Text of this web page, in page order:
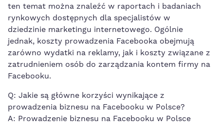
ten⁢ temat można ⁢znaleźć w raportach i badaniach
rynkowych dostępnych dla specjalistów w
dziedzinie marketingu internetowego.⁢ Ogólnie
jednak, koszty prowadzenia Facebooka obejmują
zarówno wydatki na reklamy, jak i koszty związane z
zatrudnieniem osób do zarządzania kontem firmy na
Facebooku.
Q: Jakie są główne korzyści wynikające z
prowadzenia biznesu na Facebooku w Polsce?
A: Prowadzenie⁢ biznesu na Facebooku w Polsce